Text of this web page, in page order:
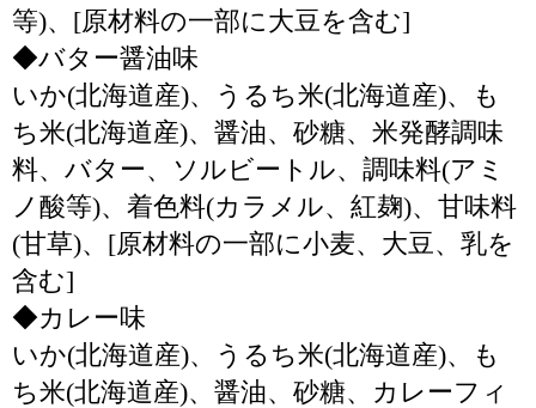
等)、[原材料の一部に大豆を含む]
◆バター醤油味
いか(北海道産)、うるち米(北海道産)、も
ち米(北海道産)、醤油、砂糖、米発酵調味
料、バター、ソルビートル、調味料(アミ
ノ酸等)、着色料(カラメル、紅麹)、甘味料
(甘草)、[原材料の一部に小麦、大豆、乳を
含む]
◆カレー味
いか(北海道産)、うるち米(北海道産)、も
ち米(北海道産)、醤油、砂糖、カレーフィ